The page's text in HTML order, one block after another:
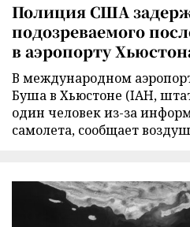
Полиция США
подозреваемого
в аэропорту
В международном
Буша в Хьюстоне (IAH,
один человек из-за
самолета, сообщает